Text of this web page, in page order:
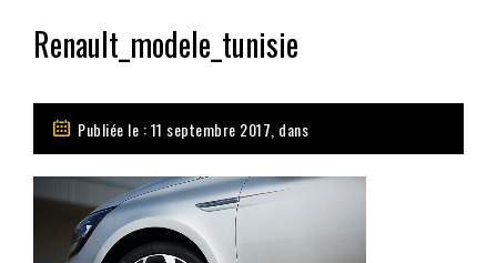
Renault_modele_tunisie
Publiée le : 11 septembre 2017, dans